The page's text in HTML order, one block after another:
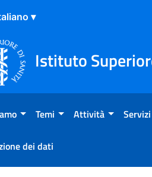
Istituto
Temi Attività Servizi
dei dati